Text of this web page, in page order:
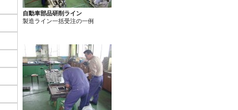
自動車部品研削ライン
製造ライン一括受注の一例